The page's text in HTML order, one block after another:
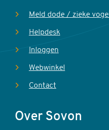
Meld dode / zieke vogel
Helpdesk
Inloggen
Webwinkel
Contact
Over Sovon